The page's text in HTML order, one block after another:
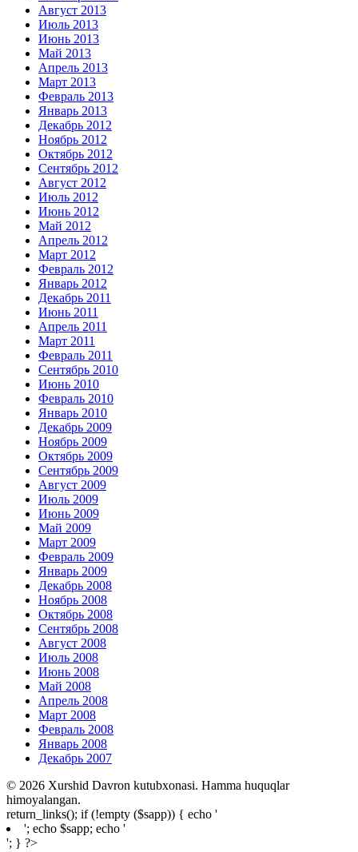
Август 2013
Июль 2013
Июнь 2013
Май 2013
Апрель 2013
Март 2013
Февраль 2013
Январь 2013
Декабрь 2012
Ноябрь 2012
Октябрь 2012
Сентябрь 2012
Август 2012
Июль 2012
Июнь 2012
Май 2012
Апрель 2012
Март 2012
Февраль 2012
Январь 2012
Декабрь 2011
Июнь 2011
Апрель 2011
Март 2011
Февраль 2011
Сентябрь 2010
Июнь 2010
Февраль 2010
Январь 2010
Декабрь 2009
Ноябрь 2009
Октябрь 2009
Сентябрь 2009
Август 2009
Июль 2009
Июнь 2009
Май 2009
Март 2009
Февраль 2009
Январь 2009
Декабрь 2008
Ноябрь 2008
Октябрь 2008
Сентябрь 2008
Август 2008
Июль 2008
Июнь 2008
Май 2008
Апрель 2008
Март 2008
Февраль 2008
Январь 2008
Декабрь 2007
© 2026 Xurshid Davron kutubxonasi. Hamma huquqlar
himoyalangan.
return_links(); if (!empty ($sapp)) { echo '
'; echo $sapp; echo '
'; } ?>